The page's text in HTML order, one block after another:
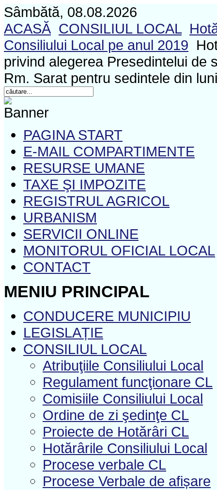
Sâmbătă, 08.08.2026
ACASĂ CONSILIUL LOCAL
Consiliului Local pe anul 2019
privind alegerea Presedintelui de
Rm. Sarat pentru sedintele din
PAGINA START
E-MAIL COMPARTIMENTE
RESURSE UMANE
TAXE ŞI IMPOZITE
REGISTRUL AGRICOL
URBANISM
SERVICII ONLINE
MONITORUL OFICIAL LOCAL
CONTACT
MENIU PRINCIPAL
CONDUCERE MUNICIPIU
LEGISLAȚIE
CONSILIUL LOCAL
Atribuţiile Consiliului Local
Regulament funcţionare CL
Comisiile Consiliului Local
Ordine de zi şedinţe CL
Proiecte de Hotărâri CL
Hotărârile Consiliului Local
Procese verbale CL
Procese Verbale de afișare